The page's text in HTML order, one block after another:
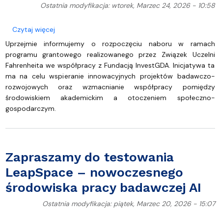
Ostatnia modyfikacja: wtorek, Marzec 24, 2026 - 10:58
Czytaj więcejo Program grantowy Związku Uczelni Fahrenheita i
Uprzejmie informujemy o rozpoczęciu naboru w ramach
programu grantowego realizowanego przez Związek Uczelni
Fahrenheita we współpracy z Fundacją InvestGDA. Inicjatywa ta
ma na celu wspieranie innowacyjnych projektów badawczo-
rozwojowych oraz wzmacnianie współpracy pomiędzy
środowiskiem akademickim a otoczeniem społeczno-
gospodarczym.
Zapraszamy do testowania
LeapSpace – nowoczesnego
środowiska pracy badawczej AI
Ostatnia modyfikacja: piątek, Marzec 20, 2026 - 15:07